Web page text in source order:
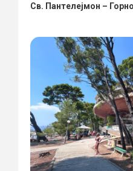
Св. Пантелејмон –